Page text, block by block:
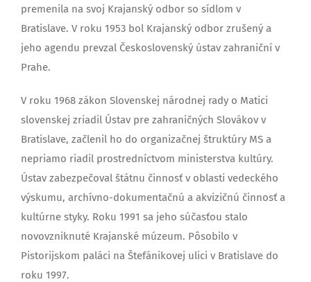
premenila na svoj Krajanský odbor so sídlom v
Bratislave. V roku 1953 bol Krajanský odbor zrušený a
jeho agendu prevzal Československý ústav zahraniční v
Prahe.
V roku 1968 zákon Slovenskej národnej rady o Matici
slovenskej zriadil Ústav pre zahraničných Slovákov v
Bratislave, začlenil ho do organizačnej štruktúry MS a
nepriamo riadil prostredníctvom ministerstva kultúry.
Ústav zabezpečoval štátnu činnosť v oblasti vedeckého
výskumu, archívno-dokumentačnú a akvizičnú činnosť a
kultúrne styky. Roku 1991 sa jeho súčasťou stalo
novovzniknuté Krajanské múzeum. Pôsobilo v
Pistorijskom paláci na Štefánikovej ulici v Bratislave do
roku 1997.